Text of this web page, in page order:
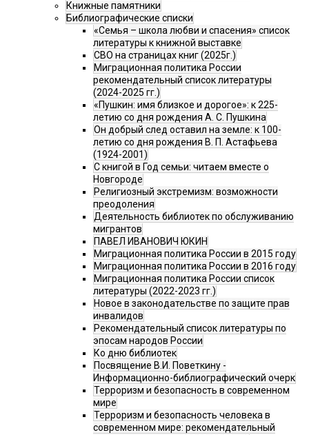
Книжные памятники
Библиографические списки
«Семья – школа любви и спасения» список
литературы к книжной выставке
СВО на страницах книг (2025г.)
Миграционная политика России
рекомендательный список литературы
(2024-2025 гг.)
«Пушкин: имя близкое и дорогое»: к 225-
летию со дня рождения А. С. Пушкина
Он добрый след оставил на земле: к 100-
летию со дня рождения В. П. Астафьева
(1924-2001)
С книгой в Год семьи: читаем вместе о
Новгороде
Религиозный экстремизм: возможности
преодоления
Деятельность библиотек по обслуживанию
мигрантов
ПАВЕЛ ИВАНОВИЧ ЮКИН
Миграционная политика России в 2015 году
Миграционная политика России в 2016 году
Миграционная политика России список
литературы (2022-2023 гг.)
Новое в законодательстве по защите прав
инвалидов
Рекомендательный список литературы по
эпосам народов России
Ко дню библиотек
Посвящение В.И. Поветкину -
Информационно-библиографический очерк
Терроризм и безопасность в современном
мире
Терроризм и безопасность человека в
современном мире: рекомендательный